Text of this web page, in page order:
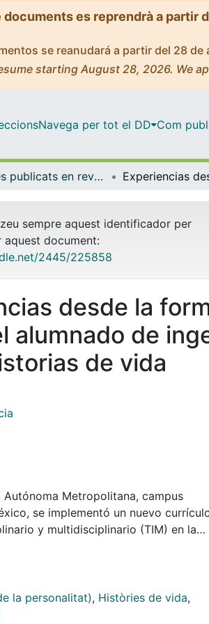
es reprendrà a partir
se reanudará a partir del 28
starting August 28, 2026. We
Navega per tot el DD Com
Articles publicats en revistes (Didàctica i Organització Educativa)
sempre aquest identificador per
document:
2445/225858
desde la
alumnado de
de vida
Autónoma Metropolitana, campus
se implementó un nuevo
y multidisciplinario (TIM) en la
Básicas e Ingenierías, dentro de los
el objetivo de lograr la formación
Dentro de este currículo
una asignatura optativa
la personalitat), Històries de vida,